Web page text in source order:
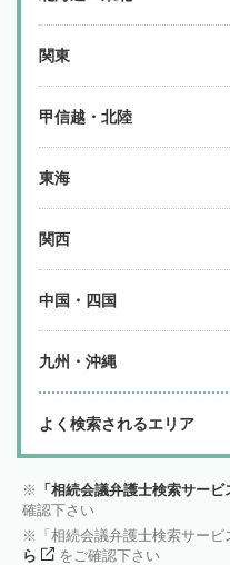
関東
甲信越・北陸
東海
関西
中国・四国
九州・沖縄
よく検索されるエリア
「相続会議弁護士検索サー
確認下さい
「相続会議弁護士検索サー
ら
をご確認下さい